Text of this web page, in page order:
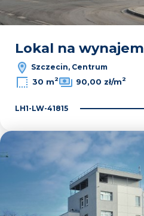
Lokal na wynajem
Szczecin, Centrum
30 m2 90,00 zł/m2
LH1-LW-41815